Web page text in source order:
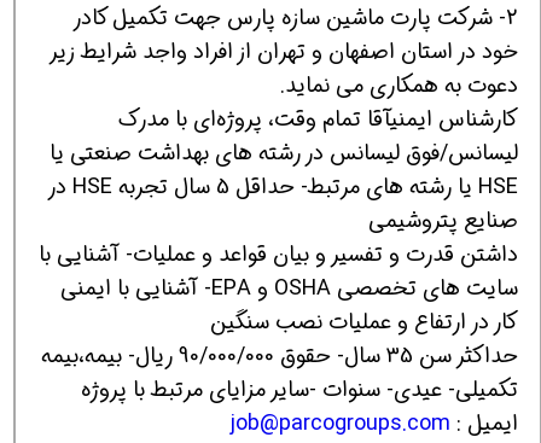
2- شرکت پارت ماشین سازه پارس جهت تکمیل کادر
خود در استان اصفهان و تهران از افراد واجد شرایط زیر
دعوت به همکاری می نماید.
کارشناس ایمنیآقا تمام وقت، پروژه‌ای با مدرک
لیسانس/فوق لیسانس در رشته های بهداشت صنعتی یا
HSE یا رشته های مرتبط- حداقل 5 سال تجربه HSE در
صنایع پتروشیمی
داشتن قدرت و تفسیر و بیان قواعد و عملیات- آشنایی با
سایت های تخصصی OSHA و EPA- آشنایی با ایمنی
کار در ارتفاع و عملیات نصب سنگین
حداکثر سن 35 سال- حقوق 90/000/000 ریال- بیمه،بیمه
تکمیلی- عیدی- سنوات -سایر مزایای مرتبط با پروژه
ایمیل : job@parcogroups.com